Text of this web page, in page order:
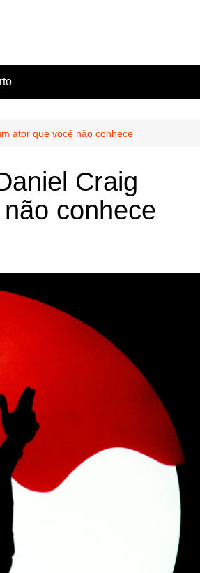
ator que você não conhece
Craig
conhece